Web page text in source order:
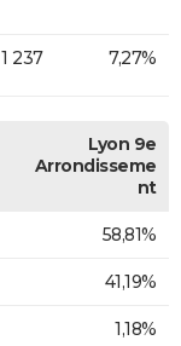
1 237 7,27%
Lyon 9e
Arrondisseme
nt
58,81%
41,19%
1,18%